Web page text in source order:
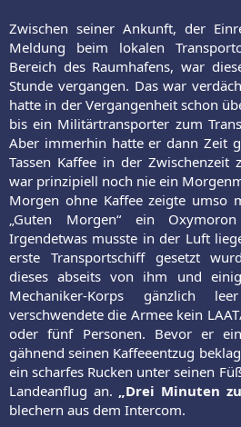
Zwischen seiner Ankunft, der
Meldung beim lokalen
Bereich des Raumhafens, war
Stunde vergangen. Das war
hatte in der Vergangenheit schon
bis ein Militärtransporter zum
Aber immerhin hatte er dann Zeit
Tassen Kaffee in der Zwischenzeit
war prinzipiell noch nie ein
Morgen ohne Kaffee zeigte umso
„Guten Morgen“ ein
Irgendetwas musste in der Luft
erste Transportschiff gesetzt
dieses abseits von ihm und
Mechaniker-Korps gänzlich
verschwendete die Armee kein
oder fünf Personen. Bevor er
gähnend seinen Kaffeeentzug
ein scharfes Rucken unter seinen
Landeanflug an.
„Drei Minuten
blechern aus dem Intercom.